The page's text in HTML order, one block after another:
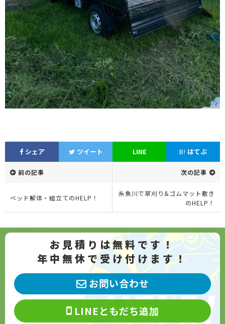
シェア ツイート LINE B! はてぶ
前の記事
ベッド解体・組立てのHELP！
次の記事
糸魚川で草刈り&ゴムマット敷き
のHELP！
お見積りは無料です！
年中無休で受け付けます！
お問い合わせ
LINEともだち追加